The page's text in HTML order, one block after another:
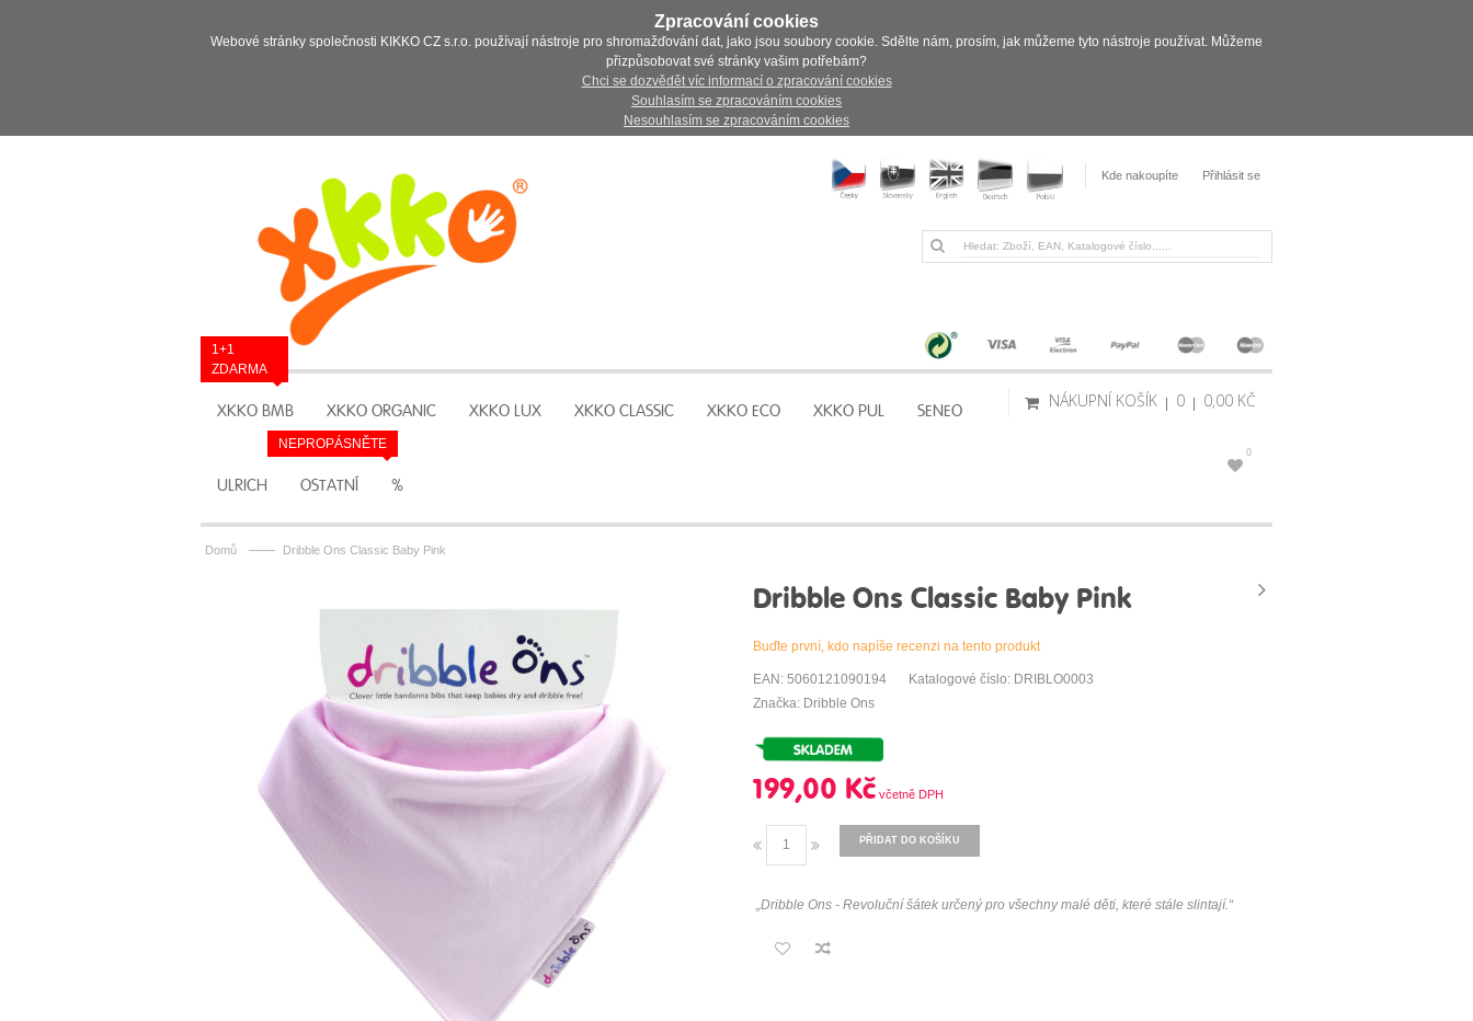
Zpracování cookies
Webové stránky společnosti KIKKO CZ s.r.o. používají nástroje pro shromažďování dat, jako jsou soubory cookie. Sdělte nám, prosím, jak můžeme tyto nástroje používat. Můžeme
přizpůsobovat své stránky vašim potřebám?
Chci se dozvědět víc informací o zpracování cookies
Souhlasím se zpracováním cookies
Nesouhlasím se zpracováním cookies
Kde nakoupíte Přihlásit se
XKKO BMB
1+1
ZDARMA
XKKO ORGANIC XKKO LUX XKKO CLASSIC XKKO ECO XKKO PUL SENEO
ULRICH OSTATNÍ %
NEPROPÁSNĚTE
NÁKUPNÍ KOŠÍK 0 0,00 KČ
0
Domů —— Dribble Ons Classic Baby Pink
Dribble Ons Classic Baby Pink
Buďte první, kdo napíše recenzi na tento produkt
EAN: 5060121090194
Katalogové číslo: DRIBLO0003
Značka: Dribble Ons
199,00 Kč
PŘIDAT DO KOŠÍKU
„Dribble Ons - Revoluční šátek určený pro všechny malé děti, které stále slintají.“